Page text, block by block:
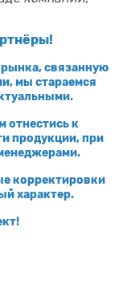
связанную
мы стараемся
отнестись к
продукции, при
корректировки
характер.